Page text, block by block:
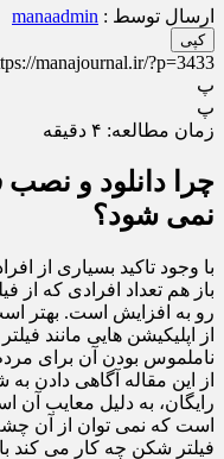
ارسال توسط : manaadmin
کپی
manajournal.ir/?p=3433
پ
پ
زمان مطالعه: ۴ دقیقه
چرا دانلود و نصب
نمی شود؟
با وجود تاکید بسیاری از
باز هم تعداد افرادی که از
رو به افزایش است. بهتر
از اپلیکیشن هایی مانند
ناملموس بودن آن برای
از این مقاله آگاهی دادن
رایگان، به دلیل معایب
است که نمی توان از آن
فیلتر شکن چه کار می کند